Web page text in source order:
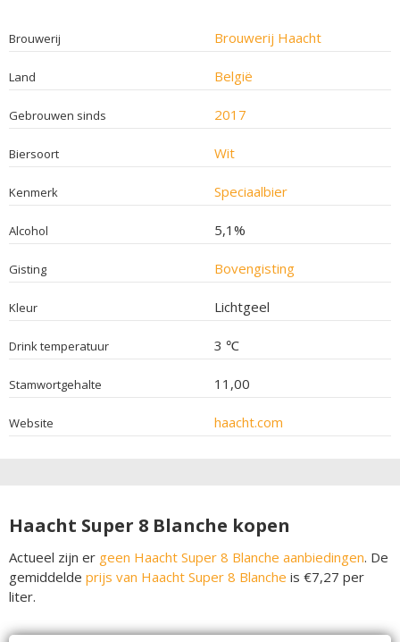
Brouwerij Brouwerij Haacht
Land België
Gebrouwen sinds 2017
Biersoort Wit
Kenmerk Speciaalbier
Alcohol 5,1%
Gisting Bovengisting
Kleur Lichtgeel
Drink temperatuur 3 ℃
Stamwortgehalte 11,00
Website haacht.com
Haacht Super 8 Blanche kopen
Actueel zijn er geen Haacht Super 8 Blanche aanbiedingen. De
gemiddelde prijs van Haacht Super 8 Blanche is €7,27 per
liter.